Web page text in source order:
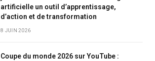
artificielle un outil d’apprentissage,
d’action et de transformation
8 JUIN 2026
Coupe du monde 2026 sur YouTube :